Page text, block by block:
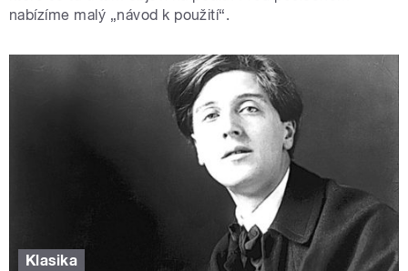
nabízíme malý „návod k použití“.
Klasika